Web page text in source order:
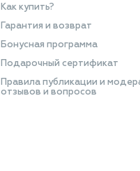
Как купить?
Гарантия и возврат
Бонусная программа
Подарочный сертификат
Правила публикации и
отзывов и вопросов